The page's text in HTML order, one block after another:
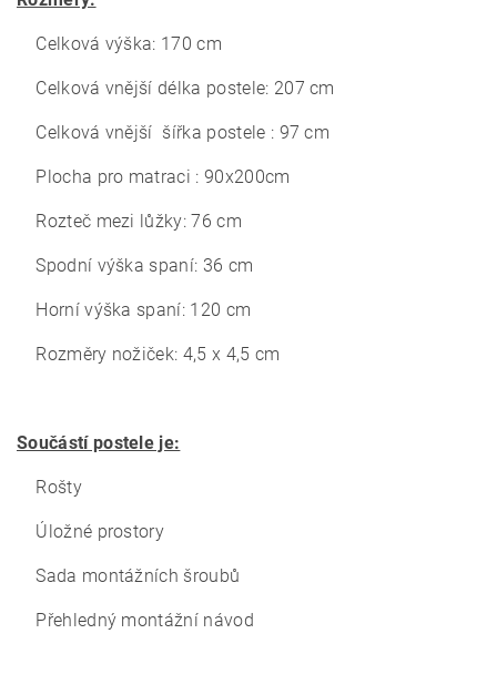
Celková výška: 170 cm
Celková vnější délka postele: 207 cm
Celková vnější šířka postele : 97 cm
Plocha pro matraci : 90x200cm
Rozteč mezi lůžky: 76 cm
Spodní výška spaní: 36 cm
Horní výška spaní: 120 cm
Rozměry nožiček: 4,5 x 4,5 cm
Součástí postele je:
Rošty
Úložné prostory
Sada montážních šroubů
Přehledný montážní návod